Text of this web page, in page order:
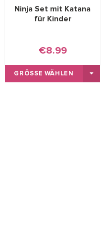
Ninja Set mit Katana
für Kinder
€8.99
GRÖSSE WÄHLEN